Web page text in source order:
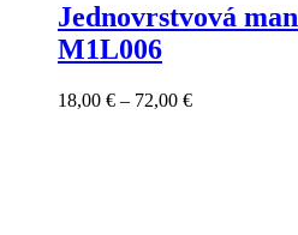
Jednovrstvová
M1L006
18,00 € – 72,00 €Price